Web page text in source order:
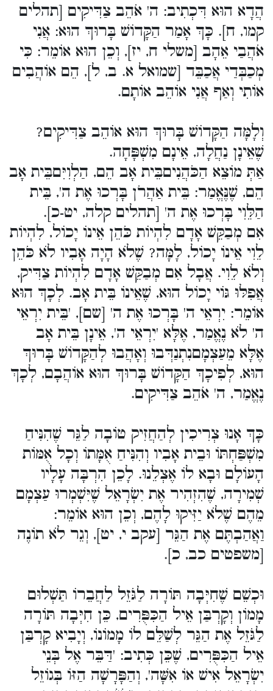
הֲדָא הוּא דִּכְתִיב: ה' אֹהֵב צַדִּיקִים [תהלים
קמו, ח]. כָּךְ אָמַר הַקָּדוֹשׁ בָּרוּךְ הוּא: אֲנִי
אֹהֲבַי אֵהָב [משלי ח, יז], וְכֵן הוּא אוֹמֵר: כִּי
מְכַבְּדַי אֲכַבֵּד [שמואל א. ב, ל], הֵם אוֹהֲבִים
אוֹתִי וְאַף אֲנִי אוֹהֵב אוֹתָם.
וְלָמָּה הַקָּדוֹשׁ בָּרוּךְ הוּא אוֹהֵב צַדִּיקִים?
שֶׁאֵינָן נַחֲלָה, אֵינָם מִשְׁפָּחָה.
אַתְּ מוֹצֵא הַכֹּהֲנִיםבֵּית אָב הֵם, הַלְוִיִּםבֵּית אָב
הֵם, שֶׁנֶּאֱמַר: בֵּית אַהֲרֹן בָּרְכוּ אֶת ה', בֵּית
הַלֵּוִי בָּרְכוּ אֶת ה' [תהלים קלה, יט-כ].
אִם מְבַקֵּשׁ אָדָם לִהְיוֹת כֹּהֵן אֵינוֹ יָכוֹל, לִהְיוֹת
לֵוִי אֵינוֹ יָכוֹל, לָמָּה? שֶׁלֹא הָיָה אָבִיו לֹא כֹּהֵן
וְלֹא לֵוִי. אֲבָל אִם מְבַקֵּשׁ אָדָם לִהְיוֹת צַדִּיק,
אֲפִלּוּ גּוֹי יָכוֹל הוּא, שֶׁאֵינוֹ בֵּית אָב. לְכָךְ הוּא
אוֹמֵר: יִרְאֵי ה' בָּרְכוּ אֶת ה' [שם], 'בֵּית יִרְאֵי
ה' לֹא נֶאֱמַר, אֶלָּא 'יִרְאֵי ה', אֵינָן בֵּית אָב
אֶלָּא מֵעַצְמָםנִתְנַדְּבוּ וְאָהֲבוּ לְהַקָּדוֹשׁ בָּרוּךְ
הוּא, לְפִיכָךְ הַקָּדוֹשׁ בָּרוּךְ הוּא אוֹהֲבָם, לְכָךְ
נֶאֱמַר, ה' אֹהֵב צַדִּיקִים.
כָּךְ אָנוּ צְרִיכִין לְהַחֲזִיק טוֹבָה לַגֵּר שֶׁהִנִּיחַ
מִשְׁפַּחְתּוֹ וּבֵית אָבִיו וְהִנִּיחַ אֻמָּתוֹ וְכָל אֻמּוֹת
הָעוֹלָם וּבָא לוֹ אֶצְלֵנוּ. לָכֵן הִרְבָּה עָלָיו
שְׁמִירָה, שֶׁהִזְהִיר אֶת יִשְׂרָאֵל שֶׁיִּשְׁמְרוּ עַצְמָם
מֵהֶם שֶׁלֹא יַזִּיקוּ לָהֶם, וְכֵן הוּא אוֹמֵר:
וַאֲהַבְתֶּם אֶת הַגֵּר [עקב י, יט], וְגֵר לֹא תוֹנֶה
[משפטים כב, כ].
וּכְשֵׁם שֶׁחִיְּבָה תּוֹרָה לַגֹּזֵל לַחֲבֵרוֹ תַּשְׁלוּם
מָמוֹן וְקָרְבַּן אֵיל הַכִּפֻּרִים, כֵּן חִיְּבָה תּוֹרָה
לַגֹּזֵל אֶת הַגֵּר לְשַׁלֵּם לוֹ מָמוֹנוֹ, וְיָבִיא קָרְבַּן
אֵיל הַכִּפֻּרִים, שֶׁכֵּן כְּתִיב: 'דַּבֵּר אֶל בְּנֵי
יִשְׂרָאֵל אִישׁ אוֹ אִשָּׁה', וְהַפָּרָשָׁה הַזּוֹ בְּגוֹזֵל